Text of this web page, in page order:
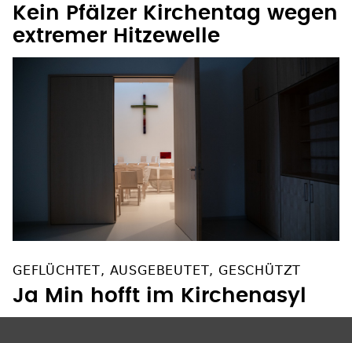
Kein Pfälzer Kirchentag wegen
extremer Hitzewelle
GEFLÜCHTET, AUSGEBEUTET, GESCHÜTZT
Ja Min hofft im Kirchenasyl